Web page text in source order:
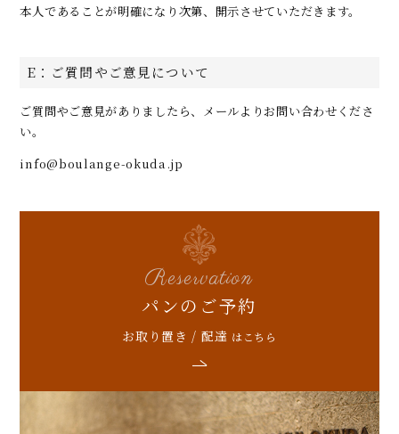
本人であることが明確になり次第、開示させていただきます。
E：ご質問やご意見について
ご質問やご意見がありましたら、メールよりお問い合わせくださ
い。
info@boulange-okuda.jp
Reservation
パンのご予約
お取り置き / 配達 はこちら